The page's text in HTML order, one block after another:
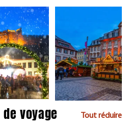
voyage
Tout réduire